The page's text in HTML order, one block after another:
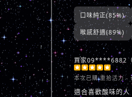
口味純正(85%)
喉感舒適(89%)
買家09****6882
    
本次已購重拾活力 -
適合喜歡酸味的